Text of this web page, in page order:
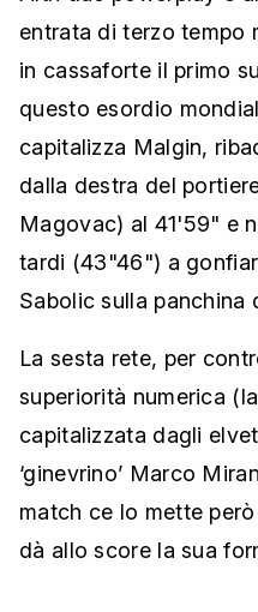
entrata di terzo tempo
in cassaforte il primo
questo esordio
capitalizza Malgin,
dalla destra del
Magovac) al 41'59" e
tardi (43"46") a
Sabolic sulla panchina
La sesta rete, per
superiorità numerica
capitalizzata dagli
‘ginevrino’ Marco
match ce lo mette
dà allo score la sua